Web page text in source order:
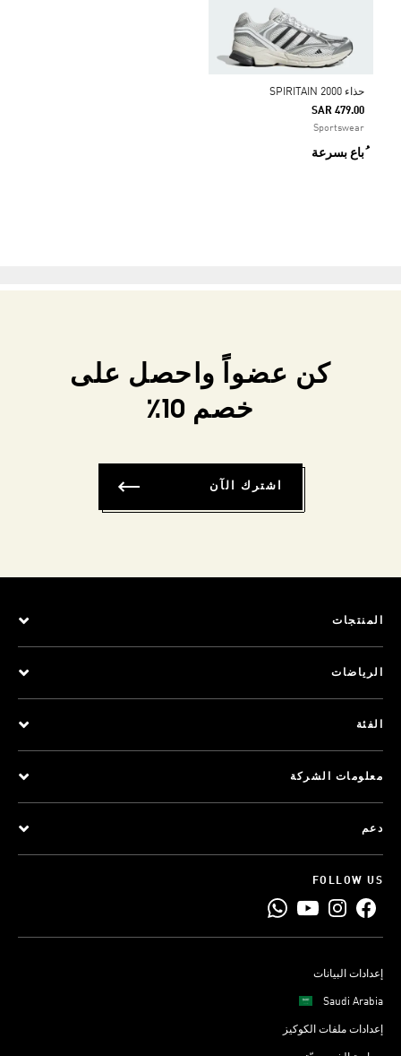
حذاء SPIRITAIN 2000
SAR 479.00
Sportswear
ُباع بسرعة
كن عضواً واحصل على
خصم 10٪
اشترك الآن
المنتجات
الرياضات
الفئة
معلومات الشركة
دعم
FOLLOW US
إعدادات البيانات
Saudi Arabia
إعدادات ملفات الكوكيز